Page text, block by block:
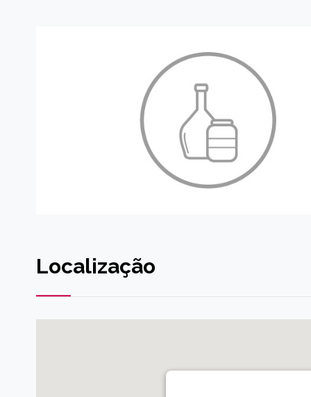
Localização